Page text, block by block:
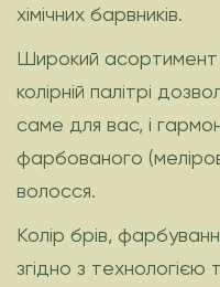
хімічних барвників.
Широкий
колірній палітрі
саме для вас, і
фарбованого
волосся.
Колір брів,
згідно з технологією